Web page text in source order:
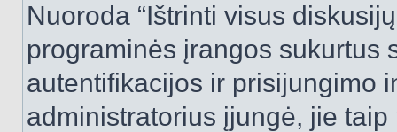
Nuoroda “Ištrinti visus
programinės įrangos sukurtus
autentifikacijos ir prisijungimo
administratorius įjungė, jie